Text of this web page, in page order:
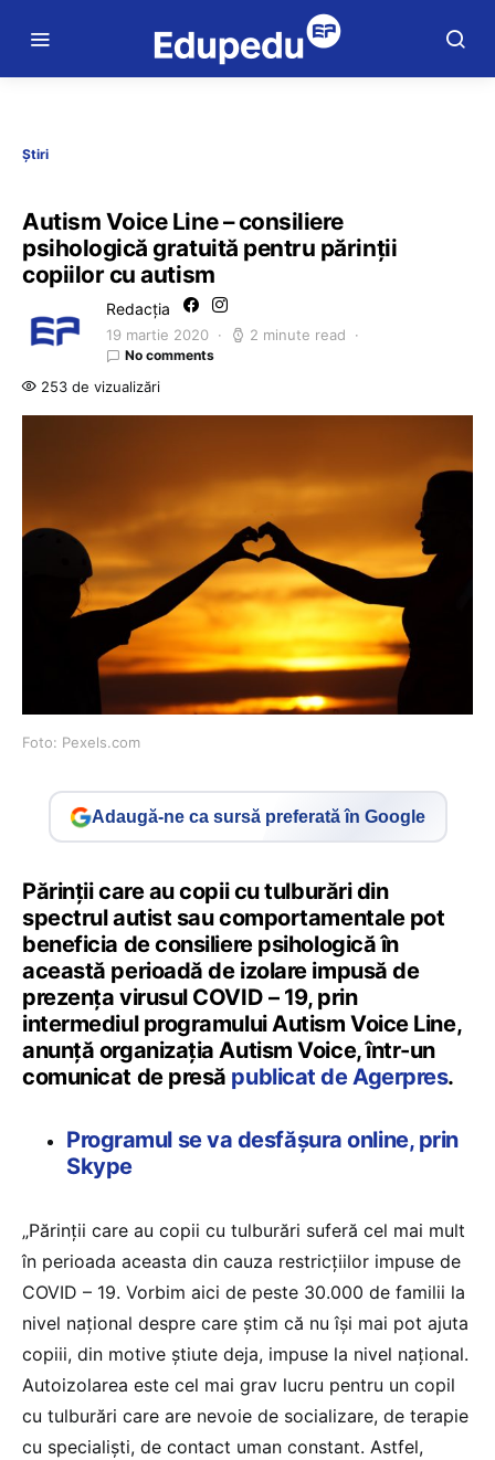
Știri
Autism Voice Line – consiliere
psihologică gratuită pentru părinții
copiilor cu autism
Redacția
19 martie 2020 2 minute read
No comments
253 de vizualizări
Foto: Pexels.com
Adaugă-ne ca sursă preferată în Google
Părinţii care au copii cu tulburări din
spectrul autist sau comportamentale pot
beneficia de consiliere psihologică în
această perioadă de izolare impusă de
prezenţa virusul COVID – 19, prin
intermediul programului Autism Voice Line,
anunță organizația Autism Voice, într-un
comunicat de presă publicat de Agerpres.
Programul se va desfăşura online, prin
Skype
„Părinţii care au copii cu tulburări suferă cel mai mult
în perioada aceasta din cauza restricţiilor impuse de
COVID – 19. Vorbim aici de peste 30.000 de familii la
nivel naţional despre care ştim că nu îşi mai pot ajuta
copiii, din motive ştiute deja, impuse la nivel naţional.
Autoizolarea este cel mai grav lucru pentru un copil
cu tulburări care are nevoie de socializare, de terapie
cu specialişti, de contact uman constant. Astfel,